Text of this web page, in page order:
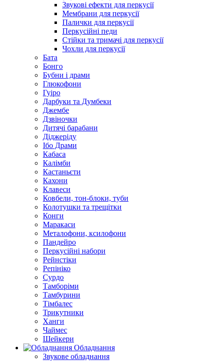
Звукові ефекти для перкусії
Мембрани для перкусії
Палички для перкусії
Перкусійні педи
Стійки та тримачі для перкусії
Чохли для перкусії
Бата
Бонго
Бубни і драми
Глюкофони
Гуіро
Дарбуки та Думбеки
Джембе
Дзвіночки
Дитячі барабани
Діджеріду
Ібо Драми
Кабаса
Калімби
Кастаньєти
Кахони
Клавеси
Ковбели, тон-блоки, туби
Колотушки та трещітки
Конги
Маракаси
Металофони, ксилофони
Пандейро
Перкусійні набори
Рейнстіки
Репініко
Сурдо
Тамборіми
Тамбурини
Тімбалес
Трикутники
Ханги
Чаймес
Шейкери
Обладнання
Звукове обладнання